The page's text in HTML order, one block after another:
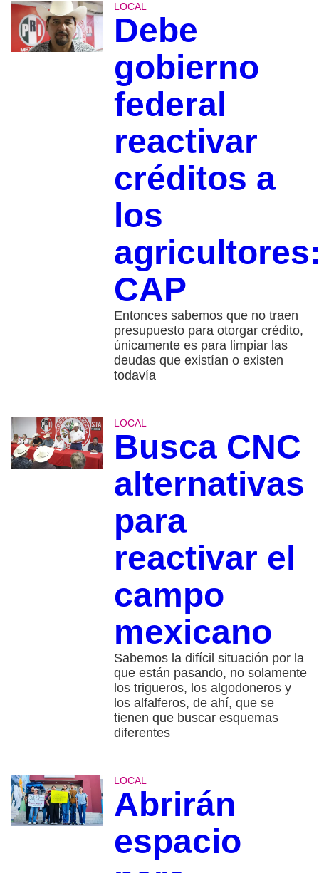
LOCAL
Debe
gobierno
federal
reactivar
créditos a
los
CAP
Entonces sabemos que no traen
presupuesto para otorgar crédito,
únicamente es para limpiar las
deudas que existían o existen
todavía
LOCAL
Busca CNC
alternativas
para
reactivar el
campo
mexicano
Sabemos la difícil situación por la
que están pasando, no solamente
los trigueros, los algodoneros y
los alfalferos, de ahí, que se
tienen que buscar esquemas
diferentes
LOCAL
Abrirán
espacio